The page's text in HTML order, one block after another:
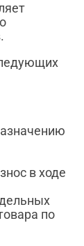
в ходе
по